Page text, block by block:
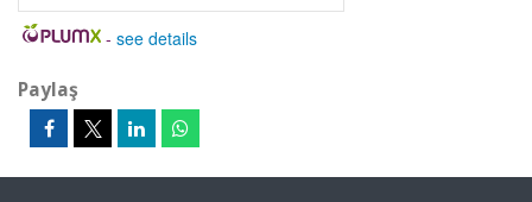
- see details
Paylaş